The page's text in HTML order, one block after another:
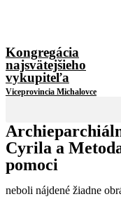
Kongregácia
najsvätejšieho
vykupiteľa
Viceprovincia Michalovce
Cyrila a
pomoci
neboli nájdené žiadne